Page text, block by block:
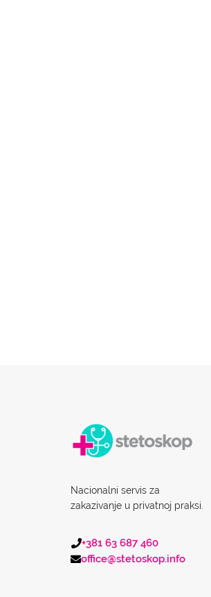
Nacionalni servis za
zakazivanje u privatnoj praksi.
+381 63 687 460
office@stetoskop.info